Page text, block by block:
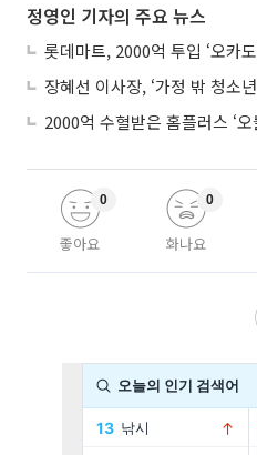
정영인 기자의 주요 뉴스
좋아요
0
화나요
0